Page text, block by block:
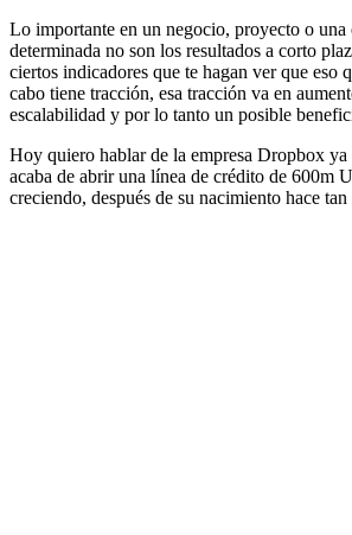
Lo importante en un negocio, proyecto o una
determinada no son los resultados a corto
ciertos indicadores que te hagan ver que eso
cabo tiene tracción, esa tracción va en
escalabilidad y por lo tanto un posible
Hoy quiero hablar de la empresa Dropbox ya
acaba de abrir una línea de crédito de 600m
creciendo, después de su nacimiento hace